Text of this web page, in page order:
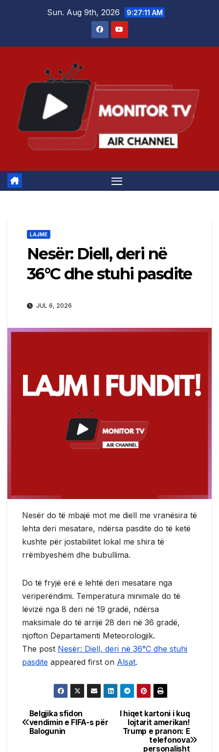
Sun. Aug 9th, 2026 9:27:11 AM
LAJME
Nesër: Diell, deri në
36°C dhe stuhi pasdite
JUL 6, 2026
Nesër do të mbajë mot me diell me vranësira të
lehta deri mesatare, ndërsa pasdite do të ketë
kushte për jostabilitet lokal me shira të
rrëmbyeshëm dhe bubullima.
Do të fryjë erë e lehtë deri mesatare nga
veriperëndimi. Temperatura minimale do të
lëvizë nga 8 deri në 19 gradë, ndërsa
maksimale do të arrijë 28 deri në 36 gradë,
njofton Departamenti Meteorologjik.
The post Nesër: Diell, deri në 36°C dhe stuhi
pasdite appeared first on Alsat.
Post
navigation
I hiqet kartoni i kuq
lojtarit amerikan!
Trump e pranon: E
telefonova
personalisht
Belgjika sfidon
vendimin e FIFA-s për
Balogunin